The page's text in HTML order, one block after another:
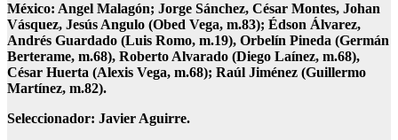
México: Angel Malagón; Jorge Sánchez, César Montes, Johan
Vásquez, Jesús Angulo (Obed Vega, m.83); Édson Álvarez,
Andrés Guardado (Luis Romo, m.19), Orbelín Pineda (Germán
Berterame, m.68), Roberto Alvarado (Diego Laínez, m.68),
César Huerta (Alexis Vega, m.68); Raúl Jiménez (Guillermo
Martínez, m.82).
Seleccionador: Javier Aguirre.